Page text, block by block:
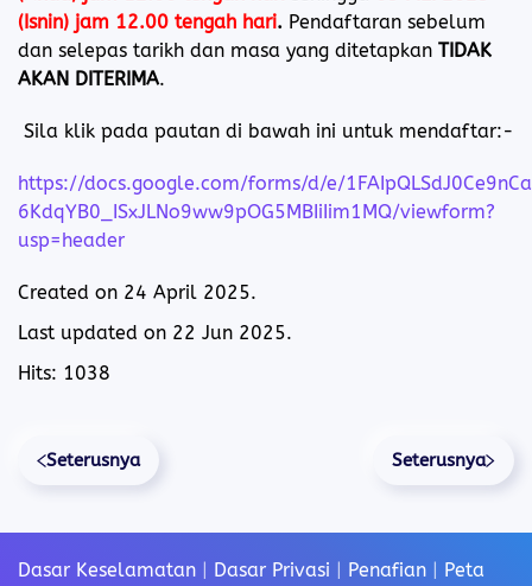
(Isnin) jam 12.00 tengah hari. Pendaftaran sebelum
dan selepas tarikh dan masa yang ditetapkan TIDAK
AKAN DITERIMA.
Sila klik pada pautan di bawah ini untuk mendaftar:-
https://docs.google.com/forms/d/e/
6KdqYB0_ISxJLNo9ww9pOG5MBIiIim1MQ/viewform?
usp=header
Created on 24 April 2025.
Last updated on 22 Jun 2025.
Hits: 1038
Seterusnya Seterusnya
Dasar Keselamatan Dasar Privasi Penafian
Peta